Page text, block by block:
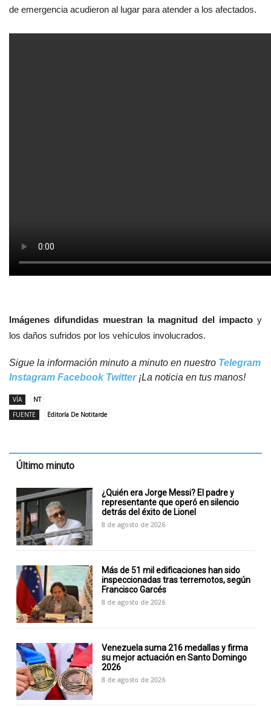
de emergencia acudieron al lugar para atender a los afectados.
Imágenes difundidas muestran la magnitud del impacto y
los daños sufridos por los vehículos involucrados.
Sigue la información minuto a minuto en nuestro Telegram
Instagram Facebook Twitter¡La noticia en tus manos!
VÍA
NT
FUENTE
Editoría De Notitarde
Último minuto
¿Quién era Jorge Messi? El padre y
representante que operó en silencio
detrás del éxito de Lionel
8 de agosto de 2026
Más de 51 mil edificaciones han sido
inspeccionadas tras terremotos, según
Francisco Garcés
8 de agosto de 2026
Venezuela suma 216 medallas y firma
su mejor actuación en Santo Domingo
2026
8 de agosto de 2026